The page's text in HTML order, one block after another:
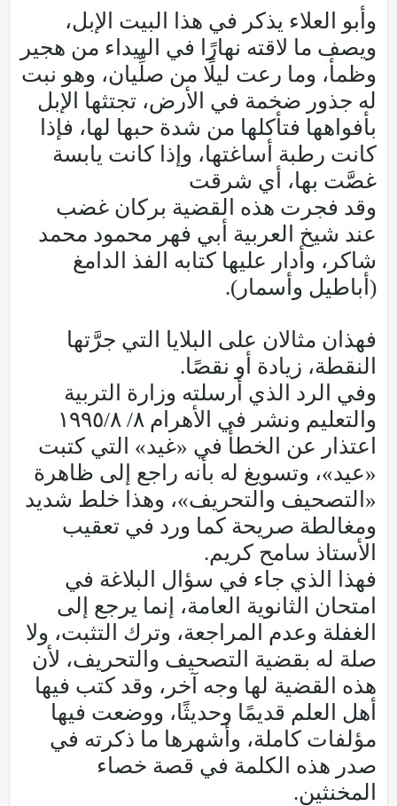
وأبو العلاء يذكر في هذا البيت الإبل،
ويصف ما لاقته نهارًا في البيداء من هجير
وظمأ، وما رعت ليلًا من صلِّيان، وهو نبت
له جذور ضخمة في الأرض، تجتثها الإبل
بأفواهها فتأكلها من شدة حبها لها، فإذا
كانت رطبة أساغتها، وإذا كانت يابسة
غصَّت بها، أي شرقت
وقد فجرت هذه القضية بركان غضب
عند شيخ العربية أبي فهر محمود محمد
شاكر، وأدار عليها كتابه الفذ الدامغ
(أباطيل وأسمار).
فهذان مثالان على البلايا التي جرَّتها
النقطة، زيادة أو نقصًا.
وفي الرد الذي أرسلته وزارة التربية
والتعليم ونشر في الأهرام ٨/ ٨/‏١٩٩٥
اعتذار عن الخطأ في «غيد» التي كتبت
«عيد»، وتسويغ له بأنه راجع إلى ظاهرة
«التصحيف والتحريف»، وهذا خلط شديد
ومغالطة صريحة كما ورد في تعقيب
الأستاذ سامح كريم.
فهذا الذي جاء في سؤال البلاغة في
امتحان الثانوية العامة، إنما يرجع إلى
الغفلة وعدم المراجعة، وترك التثبت، ولا
صلة له بقضية التصحيف والتحريف، لأن
هذه القضية لها وجه آخر، وقد كتب فيها
أهل العلم قديمًا وحديثًا، ووضعت فيها
مؤلفات كاملة، وأشهرها ما ذكرته في
صدر هذه الكلمة في قصة خصاء
المخنثين.